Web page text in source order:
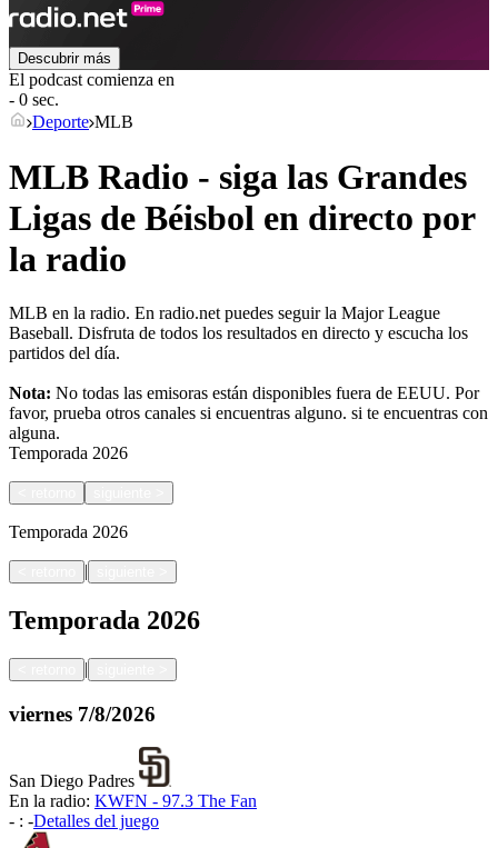
Descubrir más
El podcast comienza en
- 0 sec.
Deporte MLB
MLB Radio - siga las Grandes
Ligas de Béisbol en directo por
la radio
MLB en la radio. En radio.net puedes seguir la Major League
Baseball. Disfruta de todos los resultados en directo y escucha los
partidos del día.
Nota: No todas las emisoras están disponibles fuera de EEUU. Por
favor, prueba otros canales si encuentras alguno. si te encuentras con
alguna.
Temporada 2026
Temporada 2026
|
Temporada 2026
|
viernes 7/8/2026
San Diego Padres
En la radio: KWFN - 97.3 The Fan
- : -Detalles del juego